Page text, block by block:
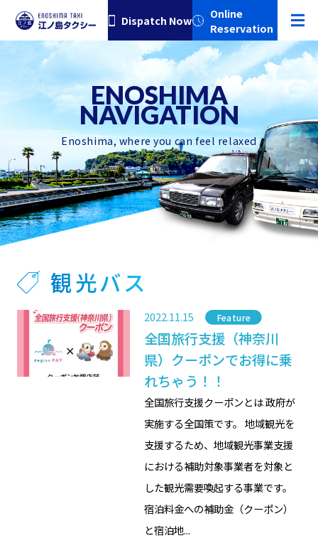
Dispatch Now
Online
Reservation
Enoshima, where you can feel relaxed
観光バス
全国旅行支援（神奈川
県）クーポンでお得に乗
れちゃう！！
2022.11.15
全国旅行支援クーポンとは 政府が
実施する全国策です。 地域観光を
支援するため、地域観光事業支援
における補助対象事業者を対象と
した観光需要喚起する事業です。
宿泊料金への補助金（クーポン）
と宿泊地...
Category
Feature